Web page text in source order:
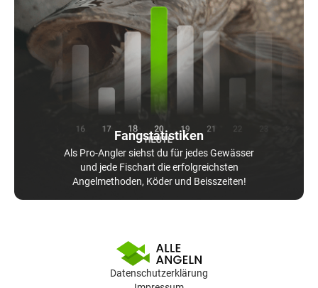
Fangstatistiken
Als Pro-Angler siehst du für jedes Gewässer
und jede Fischart die erfolgreichsten
Angelmethoden, Köder und Beisszeiten!
Datenschutzerklärung